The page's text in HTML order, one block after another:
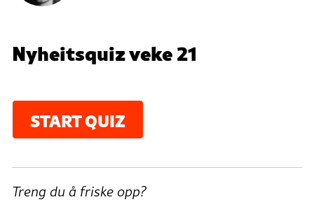
Quiz:
Nyheitsquiz veke 21
START QUIZ
Treng du å friske opp?